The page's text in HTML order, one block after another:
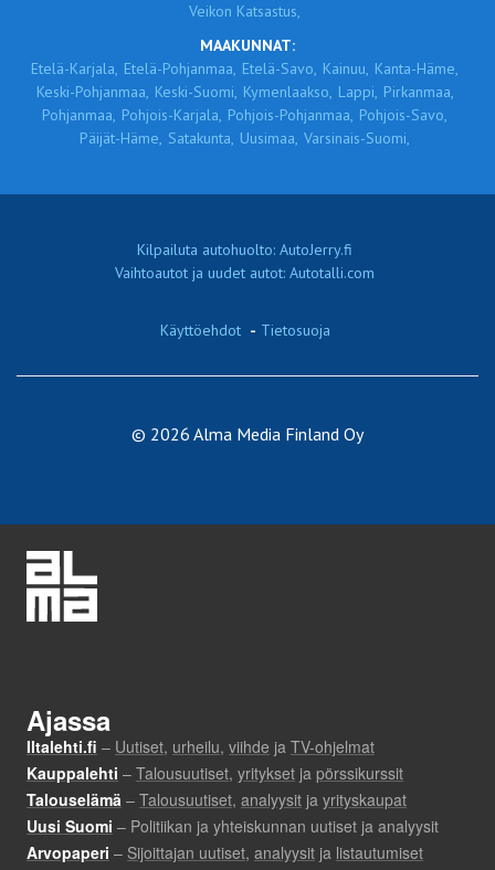
Veikon Katsastus,
MAAKUNNAT:
Etelä-Karjala, Etelä-Pohjanmaa, Etelä-Savo, Kainuu, Kanta-Häme,
Keski-Pohjanmaa, Keski-Suomi, Kymenlaakso, Lappi, Pirkanmaa,
Pohjanmaa, Pohjois-Karjala, Pohjois-Pohjanmaa, Pohjois-Savo,
Päijät-Häme, Satakunta, Uusimaa, Varsinais-Suomi,
Kilpailuta autohuolto: AutoJerry.fi
Vaihtoautot ja uudet autot: Autotalli.com
Käyttöehdot - Tietosuoja
© 2026 Alma Media Finland Oy